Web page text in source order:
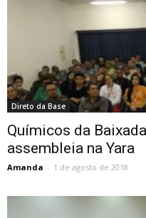
Direto da Base
Químicos da
assembleia na Yara
Amanda - 1 de agosto de 2018